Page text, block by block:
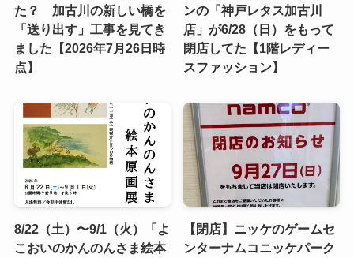
た？ 加古川の新しい橋を
「送り出す」工事を見てき
ました【2026年7月26日時
点】
ンの「神戸レタス加古川
店」が6/28（日）をもって
閉店してた【1階レディー
スファッション】
8/22（土）〜9/1（火）「よ
こおいのかんのんさま絵本
【閉店】ニッケのゲームセ
ンターナムコニッケパーク